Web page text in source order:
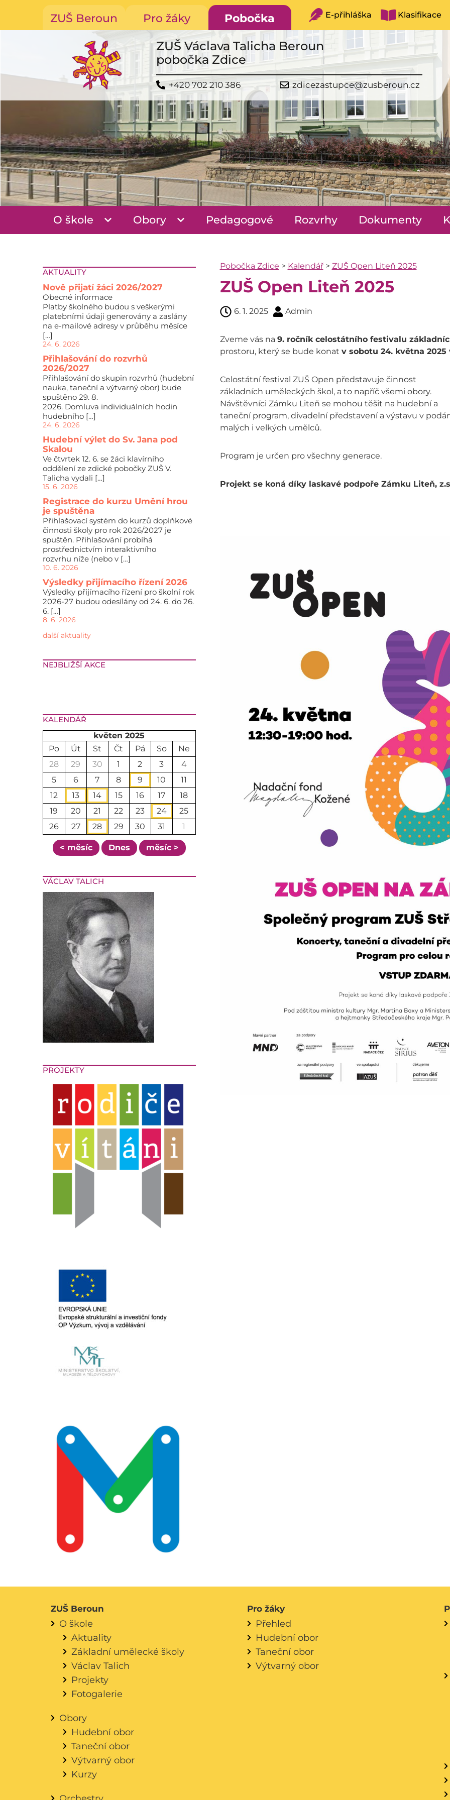
ZUŠ Beroun Pro žáky Pobočka E-přihláška Klasifikace
ZUŠ Václava Talicha Beroun
pobočka Zdice
+420 702 210 386 zdicezastupce@zusberoun.cz
O škole Obory Pedagogové Rozvrhy Dokumenty
AKTUALITY
Nově přijatí žáci 2026/2027
Obecné informace
Platby školného budou s veškerými
platebními údaji generovány a zaslány
na e-mailové adresy v průběhu měsíce
[…]
24. 6. 2026
Přihlašování do rozvrhů
2026/2027
Přihlašování do skupin rozvrhů (hudební
nauka, taneční a výtvarný obor) bude
spuštěno 29. 8.
2026. Domluva individuálních hodin
hudebního […]
24. 6. 2026
Hudební výlet do Sv. Jana pod
Skalou
Ve čtvrtek 12. 6. se žáci klavírního
oddělení ze zdické pobočky ZUŠ V.
Talicha vydali […]
15. 6. 2026
Registrace do kurzu Umění hrou
je spuštěna
Přihlašovací systém do kurzů doplňkové
činnosti školy pro rok 2026/2027 je
spuštěn. Přihlašování probíhá
prostřednictvím interaktivního
rozvrhu níže (nebo v […]
10. 6. 2026
Výsledky přijímacího řízení 2026
Výsledky přijímacího řízení pro školní rok
2026-27 budou odesílány od 24. 6. do 26.
6. […]
8. 6. 2026
další aktuality
NEJBLIŽŠÍ AKCE
KALENDÁŘ
květen 2025
Po
Út St Čt Pá So
Ne
28
29 30 1 2 3
4
5
6 7 8 9 10
11
12
13 14 15 16 17
18
19
20 21 22 23 24
25
26
27 28 29 30 31 1
< měsíc Dnes měsíc >
VÁCLAV TALICH
PROJEKTY
Pobočka Zdice > Kalendář> ZUŠ Open Liteň 2025
ZUŠ Open Liteň 2025
6. 1. 2025 Admin
Zveme vás na 9. ročník celostátního festivalu
prostoru, který se bude konat v sobotu 24. května
Celostátní festival ZUŠ Open představuje činnost
základních uměleckých škol, a to napříč všemi obory.
Návštěvníci Zámku Liteň se mohou těšit na hudební a
taneční program, divadelní představení a výstavu v
malých i velkých umělců.
Program je určen pro všechny generace.
Projekt se koná díky laskavé podpoře Zámku Liteň,
ZUŠ Beroun
O škole
Aktuality
Základní umělecké školy
Václav Talich
Projekty
Fotogalerie
Obory
Hudební obor
Taneční obor
Výtvarný obor
Kurzy
Pro žáky
Přehled
Hudební obor
Taneční obor
Výtvarný obor